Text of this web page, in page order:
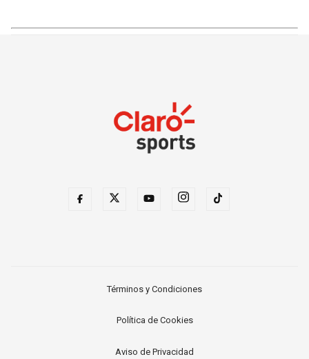
Términos y Condiciones
Política de Cookies
Aviso de Privacidad